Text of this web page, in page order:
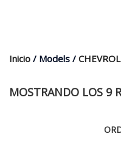
Inicio / Models /
MOSTRANDO LOS 9